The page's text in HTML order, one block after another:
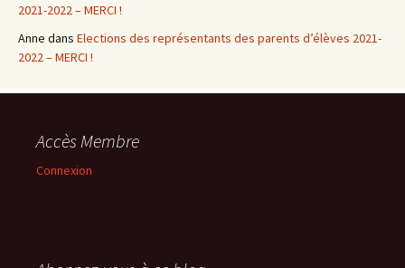
2021-2022 – MERCI !
Anne dans Elections des représentants des parents d’élèves 2021-
2022 – MERCI !
Accès Membre
Connexion